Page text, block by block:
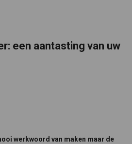
een aantasting van uw
werkwoord van maken maar de